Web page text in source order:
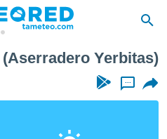
Yerbitas)
...